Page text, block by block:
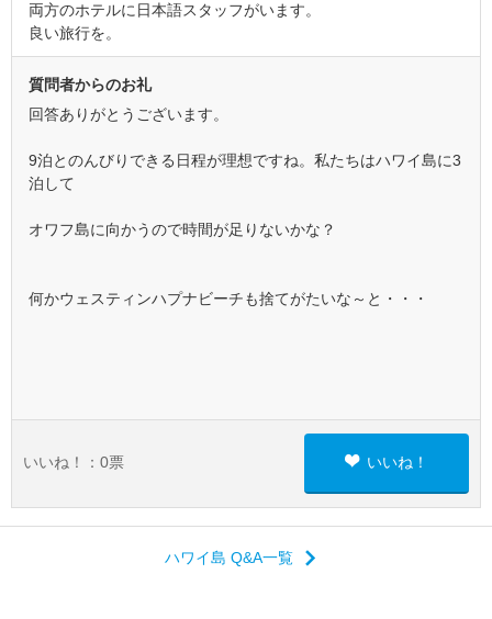
両方のホテルに日本語スタッフがいます。
良い旅行を。
質問者からのお礼
回答ありがとうございます。
9泊とのんびりできる日程が理想ですね。私たちはハワイ島に3
泊して
オワフ島に向かうので時間が足りないかな？
何かウェスティンハプナビーチも捨てがたいな～と・・・
いいね！： 0票 いいね！
ハワイ島 Q&A一覧